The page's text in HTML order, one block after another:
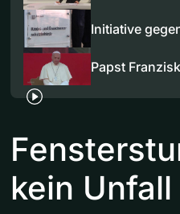
Initiative
Papst
kein Unfall